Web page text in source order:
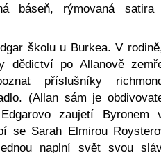
báseň, rýmovaná satira
školu u Burkea. V
dědictví po Allanově
příslušníky
(Allan sám je
zaujetí Byronem
se Sarah Elmirou
naplní svět svou